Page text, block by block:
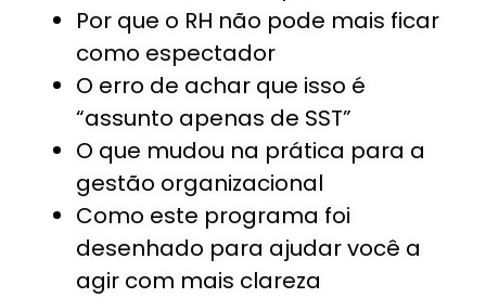
Por que o RH não pode mais ficar
como espectador
O erro de achar que isso é
“assunto apenas de SST”
O que mudou na prática para a
gestão organizacional
Como este programa foi
desenhado para ajudar você a
agir com mais clareza